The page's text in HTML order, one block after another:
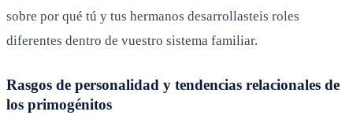
sobre por qué tú y tus hermanos desarrollasteis roles
diferentes dentro de vuestro sistema familiar.
Rasgos de personalidad y tendencias relacionales de
los primogénitos